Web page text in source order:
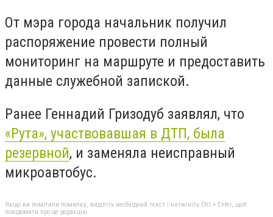
От мэра города начальник получил
распоряжение провести полный
мониторинг на маршруте и предоставить
данные служебной запиской.
Ранее Геннадий Гризодуб заявлял, что
«Рута», участвовавшая в ДТП, была
резервной, и заменяла неисправный
микроавтобус.
Якщо ви помітили помилку, виділіть необхідний текст і натисніть Ctrl + Enter, щоб
повідомити про це редакцію